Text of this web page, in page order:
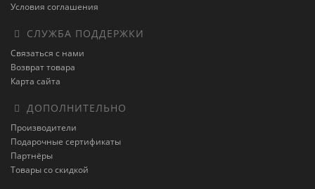
Условия соглашения
СЛУЖБА ПОДДЕРЖКИ
Связаться с нами
Возврат товара
Карта сайта
ДОПОЛНИТЕЛЬНО
Производители
Подарочные сертификаты
Партнёры
Товары со скидкой